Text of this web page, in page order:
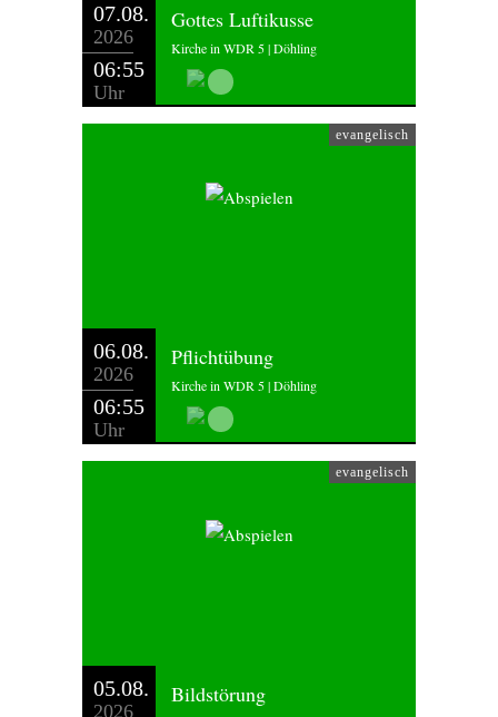
07.08.
2026
06:55
Uhr
Gottes Luftikusse
Kirche in WDR 5 | Döhling
evangelisch
06.08.
2026
06:55
Uhr
Pflichtübung
Kirche in WDR 5 | Döhling
evangelisch
05.08.
2026
Bildstörung